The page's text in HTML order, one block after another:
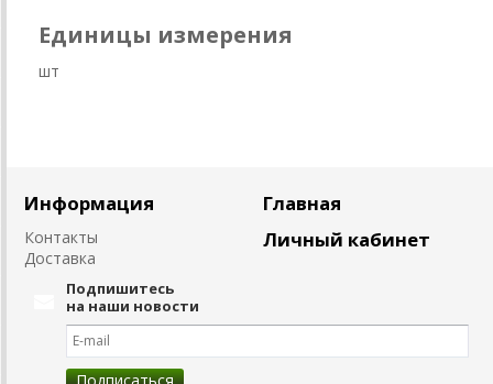
Единицы измерения
шт
Информация
Контакты
Доставка
Главная
Личный кабинет
Подпишитесь
на наши новости